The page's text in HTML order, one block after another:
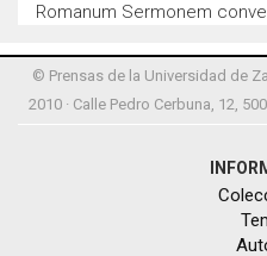
Romanum Sermonem
© Prensas de la Universidad de
2010 · Calle Pedro Cerbuna, 12,